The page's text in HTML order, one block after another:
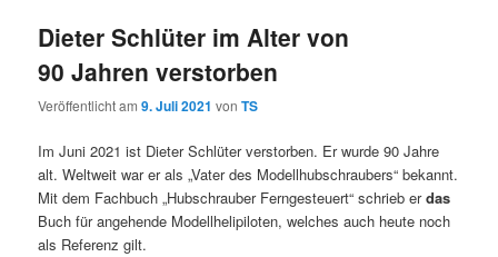
Dieter Schlüter im Alter von
90 Jahren verstorben
Veröffentlicht am9. Juli 2021 vonTS
Im Juni 2021 ist Dieter Schlüter verstorben. Er wurde 90 Jahre
alt. Weltweit war er als „Vater des Modellhubschraubers“ bekannt.
Mit dem Fachbuch „Hubschrauber Ferngesteuert“ schrieb erdas
Buch für angehende Modellhelipiloten, welches auch heute noch
als Referenz gilt.